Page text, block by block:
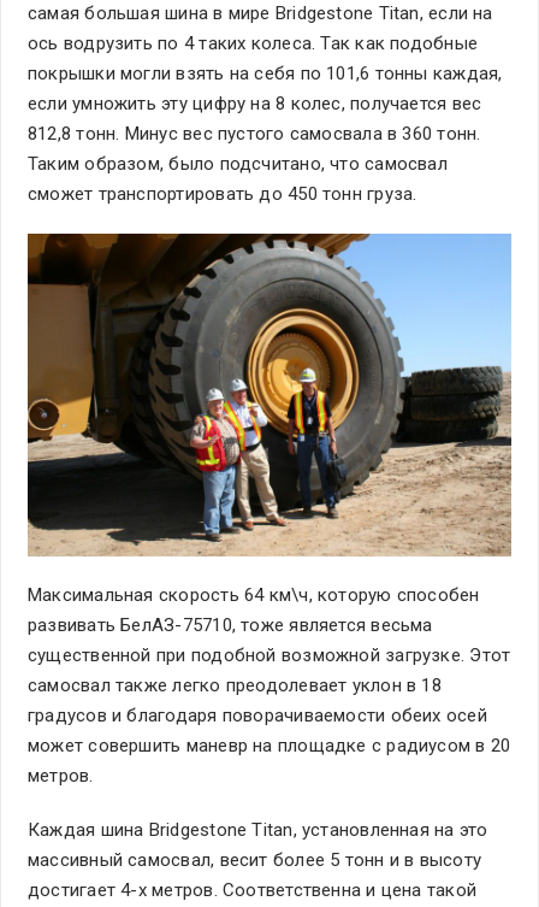
самая большая шина в мире Bridgestone Titan, если на
ось водрузить по 4 таких колеса. Так как подобные
покрышки могли взять на себя по 101,6 тонны каждая,
если умножить эту цифру на 8 колес, получается вес
812,8 тонн. Минус вес пустого самосвала в 360 тонн.
Таким образом, было подсчитано, что самосвал
сможет транспортировать до 450 тонн груза.
Максимальная скорость 64 км\ч, которую способен
развивать БелАЗ-75710, тоже является весьма
существенной при подобной возможной загрузке. Этот
самосвал также легко преодолевает уклон в 18
градусов и благодаря поворачиваемости обеих осей
может совершить маневр на площадке с радиусом в 20
метров.
Каждая шина Bridgestone Titan, установленная на это
массивный самосвал, весит более 5 тонн и в высоту
достигает 4-х метров. Соответственна и цена такой